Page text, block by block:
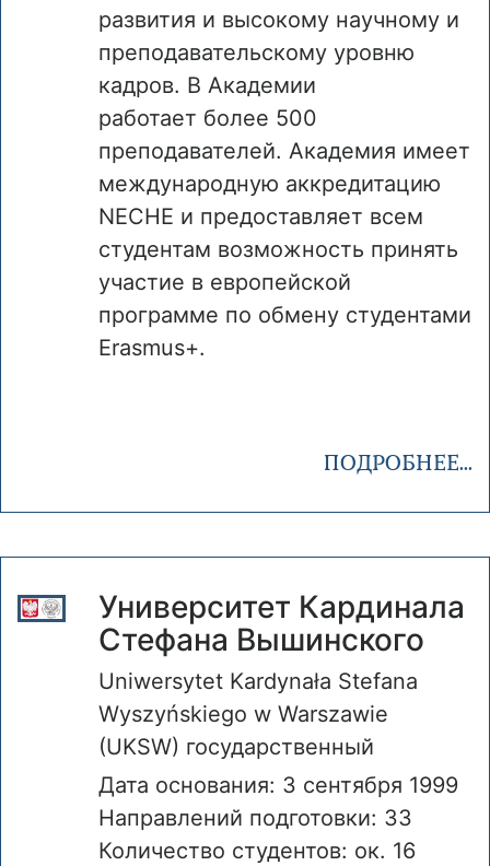
развития и высокому научному и
преподавательскому уровню
кадров. В Академии
работает более 500
преподавателей. Академия имеет
международную аккредитацию
NECHE и предоставляет всем
студентам возможность принять
участие в европейской
программе по обмену студентами
Erasmus+.
ПОДРОБНЕЕ...
Университет Кардинала
Стефана Вышинского
Uniwersytet Kardynała Stefana
Wyszyńskiego w Warszawie
(UKSW) государственный
Дата основания: 3 сентября 1999
Направлений подготовки: 33
Количество студентов: ок. 16